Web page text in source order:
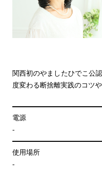
関西初のやましたひでこ公
度変わる断捨離実践のコツ
電源
-
使用場所
-